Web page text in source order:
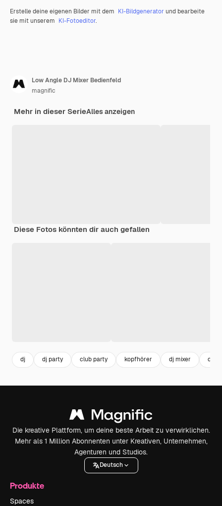
Erstelle deine eigenen Bilder mit dem KI-Bildgenerator und bearbeite
sie mit unserem KI-Fotoeditor.
Low Angle DJ Mixer Bedienfeld
magnific
Mehr in dieser SerieAlles anzeigen
Diese Fotos könnten dir auch gefallen
dj dj party club party kopfhörer dj mixer club
Die kreative Plattform, um deine beste Arbeit zu verwirklichen.
Mehr als 1 Million Abonnenten unter Kreativen, Unternehmen,
Agenturen und Studios.
Deutsch
Produkte
Spaces